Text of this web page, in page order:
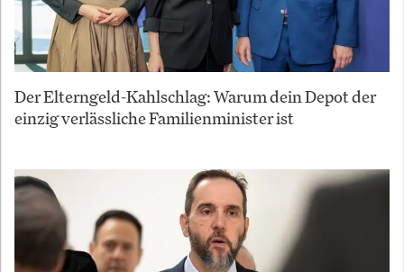
Der Elterngeld-Kahlschlag: Warum dein Depot der
einzig verlässliche Familienminister ist